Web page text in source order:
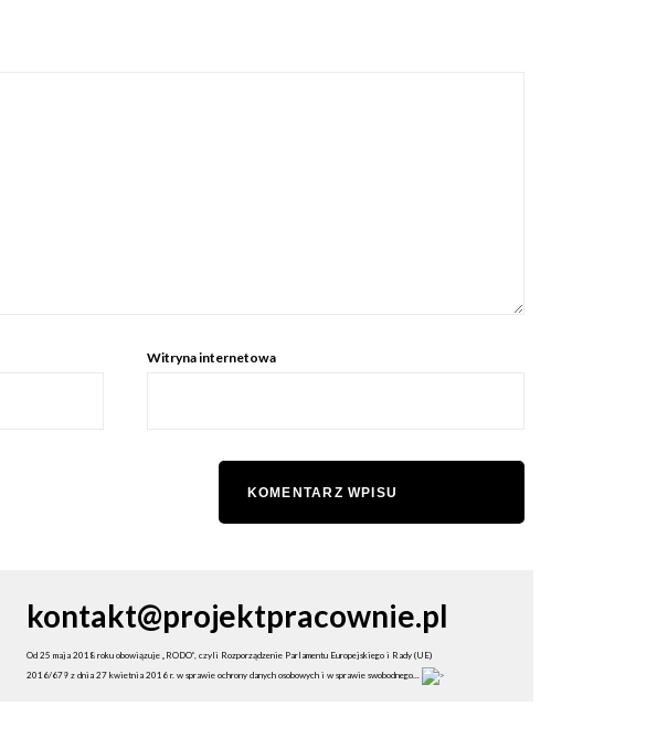
Witryna internetowa
kontakt@projektpracownie.pl
Od 25 maja 2018 roku obowiązuje „RODO”, czyli Rozporządzenie Parlamentu Europejskiego i Rady (UE)
2016/679 z dnia 27 kwietnia 2016 r. w sprawie ochrony danych osobowych i w sprawie swobodnego...